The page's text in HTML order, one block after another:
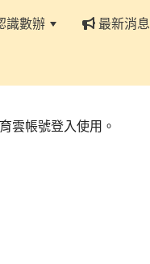
識數辦 最新消息
雲帳號登入使用。